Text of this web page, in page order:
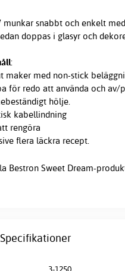
munkar snabbt och enkelt
doppas i glasyr och
:
maker med non-stick
för redo att använda och av/
hölje.
kabellindning
rengöra
flera läckra recept.
Bestron Sweet Dream-
Specifikationer